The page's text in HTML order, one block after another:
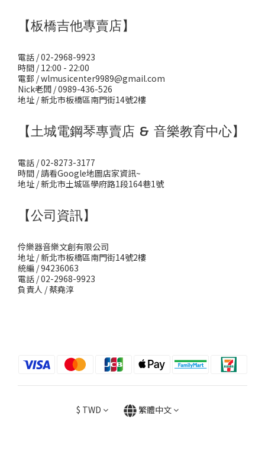
【板橋吉他專賣店】
電話 / 02-2968-9923
時間 / 12:00 - 22:00
電郵 / wlmusicenter9989@gmail.com
Nick老闆 / 0989-436-526
地址 / 新北市板橋區南門街14號2樓
【土城電鋼琴專賣店 & 音樂教育中心】
電話 / 02-8273-3177
時間 / 請看Google地圖店家資訊~
地址 / 新北市土城區學府路1段164巷1號
【公司資訊】
伶樂器音樂文創有限公司
地址 / 新北市板橋區南門街14號2樓
統編 / 94236063
電話 / 02-2968-9923
負責人 / 蔡堯淳
$ TWD 繁體中文